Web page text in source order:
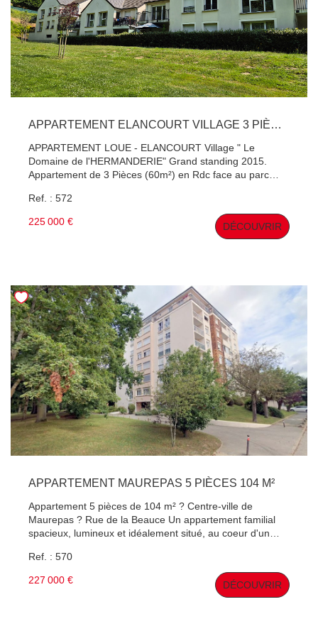
APPARTEMENT ELANCOURT VILLAGE 3 PIÈCES 60 M²
APPARTEMENT LOUE - ELANCOURT Village " Le
Domaine de l'HERMANDERIE" Grand standing 2015.
Appartement de 3 Pièces (60m²) en Rdc face au parc
parking dont une couverte. Résidence privée . Chauffage
Gaz individuelle. Appartement loué : échéance du bail :
30/09/2027 Montant du loyer : 1 100 € CC/mois
Contactez Patrick Hervé , Agent commercial (RSAC
Ref. : 572
225 000 € DÉCOUVRIR
APPARTEMENT MAUREPAS 5 PIÈCES 104 M²
Appartement 5 pièces de 104 m² ? Centre-ville de
Maurepas ? Rue de la Beauce Un appartement familial
spacieux, lumineux et idéalement situé, au coeur d'un
sein d'une résidence recherchée, en plein centre-ville de
Maurepas, découvrez ce bel appartement de 104 m²,
offrant de généreux volumes, une distribution
Ref. : 570
227 000 € DÉCOUVRIR